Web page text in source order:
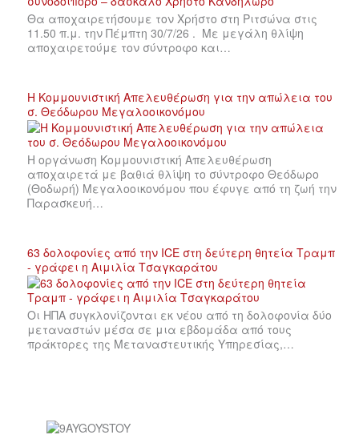
Θα αποχαιρετήσουμε τον Χρήστο στη Ριτσώνα στις
11.50 π.μ. την Πέμπτη 30/7/26 . Με μεγάλη θλίψη
αποχαιρετούμε τον σύντροφο και…
Η Κομμουνιστική Απελευθέρωση για την απώλεια του
σ. Θεόδωρου Μεγαλοοικονόμου
Η οργάνωση Κομμουνιστική Απελευθέρωση
αποχαιρετά με βαθιά θλίψη το σύντροφο Θεόδωρο
(Θοδωρή) Μεγαλοοικονόμου που έφυγε από τη ζωή την
Παρασκευή…
63 δολοφονίες από την ICE στη δεύτερη θητεία Τραμπ
- γράφει η Αιμιλία Τσαγκαράτου
Οι ΗΠΑ συγκλονίζονται εκ νέου από τη δολοφονία δύο
μεταναστών μέσα σε μια εβδομάδα από τους
πράκτορες της Μεταναστευτικής Υπηρεσίας,…